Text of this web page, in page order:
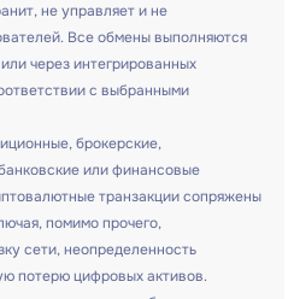
не управляет и не
Все обмены выполняются
через интегрированных
с выбранными
брокерские,
или финансовые
транзакции сопряжены
помимо прочего,
сети, неопределенность
потерю цифровых активов.